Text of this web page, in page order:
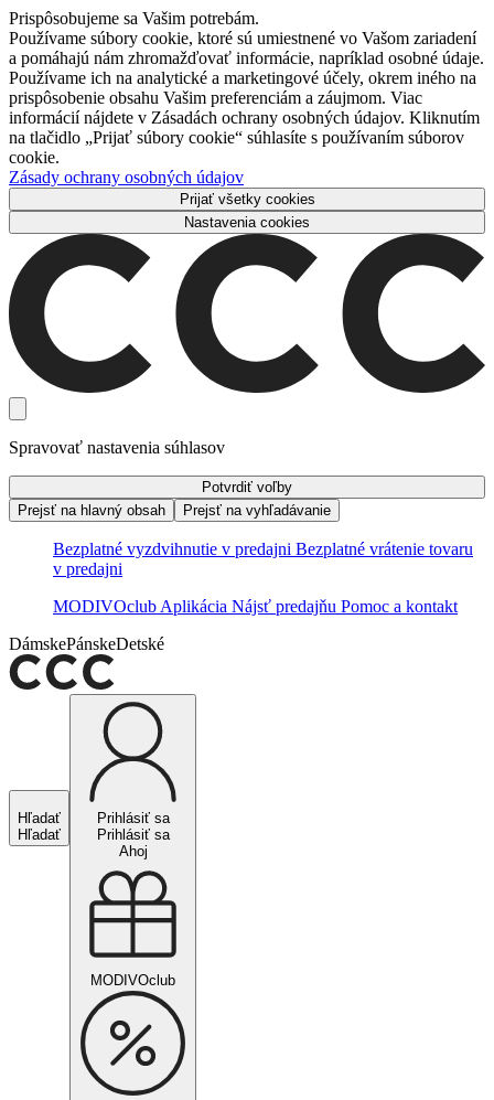
Prispôsobujeme sa Vašim potrebám.
Používame súbory cookie, ktoré sú umiestnené vo Vašom zariadení
a pomáhajú nám zhromažďovať informácie, napríklad osobné údaje.
Používame ich na analytické a marketingové účely, okrem iného na
prispôsobenie obsahu Vašim preferenciám a záujmom. Viac
informácií nájdete v Zásadách ochrany osobných údajov. Kliknutím
na tlačidlo „Prijať súbory cookie“ súhlasíte s používaním súborov
cookie.
Zásady ochrany osobných údajov
Prijať všetky cookies
Nastavenia cookies
Spravovať nastavenia súhlasov
Potvrdiť voľby
Prejsť na hlavný obsah
Prejsť na vyhľadávanie
Bezplatné vyzdvihnutie v predajni Bezplatné vrátenie tovaru
v predajni
MODIVOclub Aplikácia Nájsť predajňu Pomoc a kontakt
DámskePánskeDetské
Hľadať
Hľadať
Prihlásiť sa
Prihlásiť sa
Ahoj
MODIVOclub